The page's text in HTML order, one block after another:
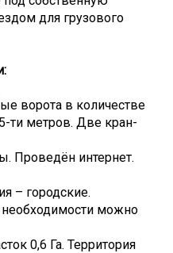
для грузового
ворота в количестве
ти метров. Две кран-
Проведён интернет.
– городские.
необходимости можно
0,6 Га. Территория